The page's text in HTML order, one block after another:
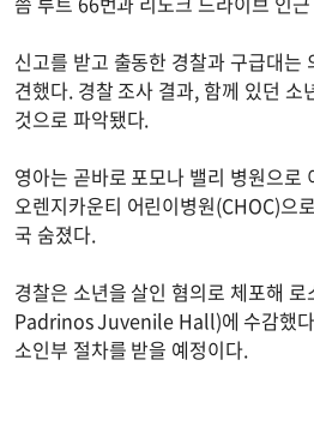
신고를 받고 출동한 경찰과 구급대는
견했다. 경찰 조사 결과, 함께 있던 소
것으로 파악됐다.
영아는 곧바로 포모나 밸리 병원으로
오렌지카운티 어린이병원(CHOC)으
국 숨졌다.
경찰은 소년을 살인 혐의로 체포해
Padrinos Juvenile Hall)에 수감했다
소인부 절차를 받을 예정이다.